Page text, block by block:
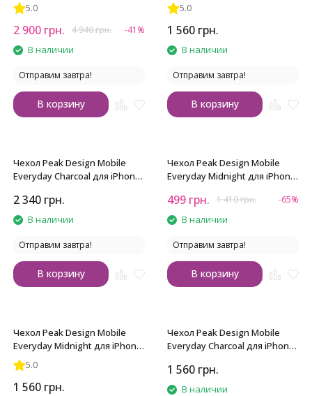
Stand
5.0
2 900 грн. 4 940грн. -41%
В наличии
Отправим завтра!
В корзину
5.0
1 560 грн.
В наличии
Отправим завтра!
В корзину
Чехол Peak Design Mobile
Everyday Charcoal для iPhone
2 340 грн.
В наличии
Отправим завтра!
В корзину
Чехол Peak Design Mobile
Everyday Midnight для iPhone
499 грн. 1 410грн. -65%
В наличии
Отправим завтра!
В корзину
Чехол Peak Design Mobile
Everyday Midnight для iPhone
15 5.0
1 560 грн.
Чехол Peak Design Mobile
Everyday Charcoal для iPhone
1 560 грн.
В наличии